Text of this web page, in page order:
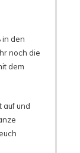
in den
noch die
dem
auf und